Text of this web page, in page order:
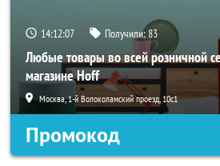
14:12:05 Получили:83
Любые товары во всей розничной
магазине Hoff
Москва, 1-й Волоколамский проезд, 10с1
Промокод